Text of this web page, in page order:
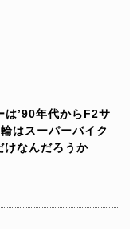
’90年代からF2サ
はスーパーバイク
けなんだろうか